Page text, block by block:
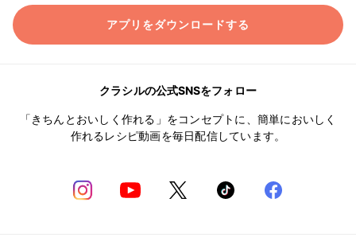
アプリをダウンロードする
クラシルの公式SNSをフォロー
「きちんとおいしく作れる」をコンセプトに、簡単においしく
作れるレシピ動画を毎日配信しています。